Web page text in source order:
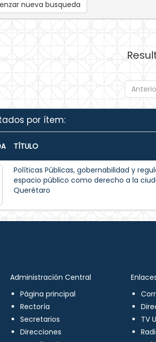
nueva busqueda
por ítem:
TÍTULO
Políticas Públicas, gobernabilidad y
espacio público como derecho a la
Querétaro
Administración Central
Página principal
Rectoría
Secretarios
Direcciones
TV